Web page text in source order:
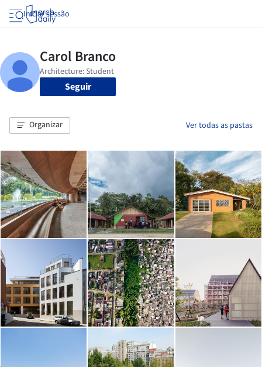
Iniciar sessão
Seguir
Organizar Ver todas as pastas